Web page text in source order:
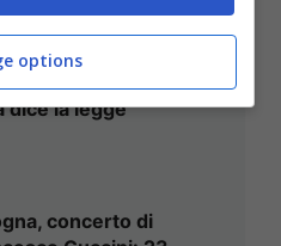
sul sedile
si rischia
una multa? Ecco
dice la legge
concerto di
options